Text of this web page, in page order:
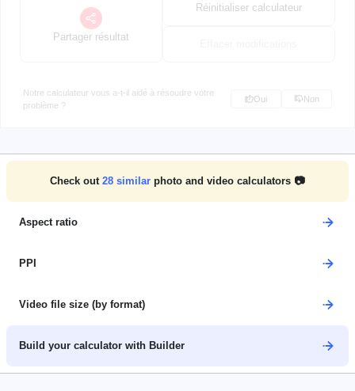
Partager résultat
Réinitialiser calculateur
Notre calculateur vous a-t-il aidé à résoudre votre
problème ?
Oui Non
Check out 28 similar photo and video calculators 📷
Aspect ratio
PPI
Video file size (by format)
Build your calculator with Builder